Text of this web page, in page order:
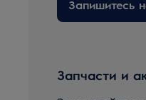
Запчасти и